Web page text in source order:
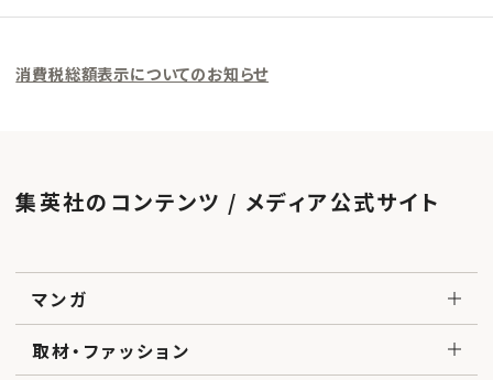
消費税総額表示についてのお知らせ
集英社のコンテンツ / メディア公式サイト
マンガ
取材・ファッション